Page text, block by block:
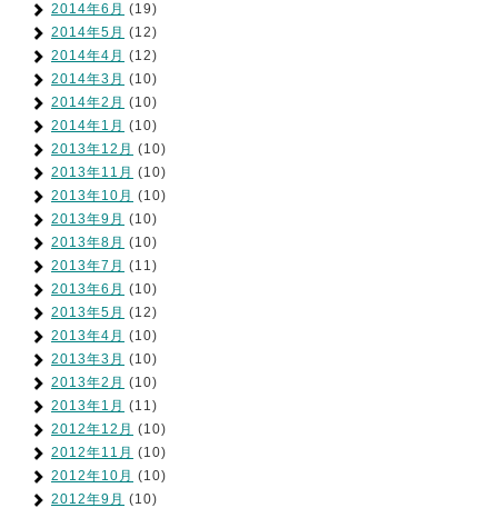
2014年6月 (19)
2014年5月 (12)
2014年4月 (12)
2014年3月 (10)
2014年2月 (10)
2014年1月 (10)
2013年12月 (10)
2013年11月 (10)
2013年10月 (10)
2013年9月 (10)
2013年8月 (10)
2013年7月 (11)
2013年6月 (10)
2013年5月 (12)
2013年4月 (10)
2013年3月 (10)
2013年2月 (10)
2013年1月 (11)
2012年12月 (10)
2012年11月 (10)
2012年10月 (10)
2012年9月 (10)